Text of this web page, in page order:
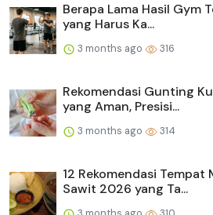
Berapa Lama Hasil Gym
yang Harus Ka...
3 months ago 316
Rekomendasi Gunting
yang Aman, Presisi...
3 months ago 314
12 Rekomendasi Tempat
Sawit 2026 yang Ta...